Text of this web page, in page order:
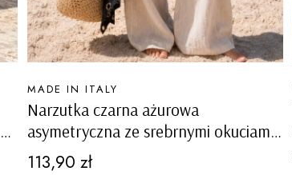
Narzutka czarna ażurowa
asymetryczna ze srebrnymi okuciami
Tavernerio
PRODUCENT
MADE IN ITALY
Cena
113,90 zł